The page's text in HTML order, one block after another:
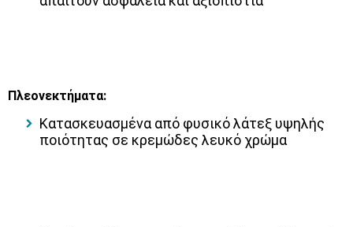
Πλεονεκτήματα:
Κατασκευασμένα από φυσικό λάτεξ υψηλής
ποιότητας σε κρεμώδες λευκό χρώμα